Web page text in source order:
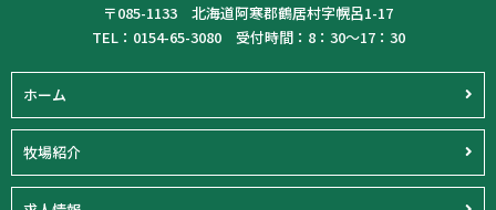
〒085-1133 北海道阿寒郡鶴居村字幌呂1-17
TEL：0154-65-3080 受付時間：8：30～17：30
ホーム
牧場紹介